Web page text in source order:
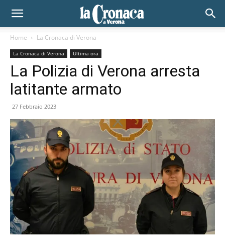
Home La Cronaca di Verona
La Cronaca di Verona Ultima ora
La Polizia di Verona arresta
latitante armato
27 Febbraio 2023